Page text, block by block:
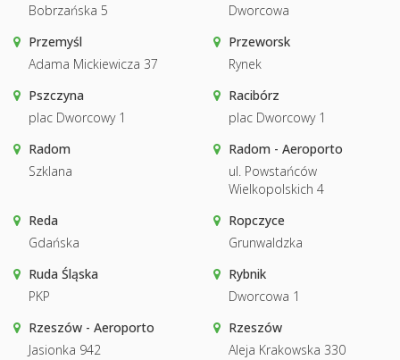
Bobrzańska 5
Dworcowa
Przemyśl
Adama Mickiewicza 37
Przeworsk
Rynek
Pszczyna
plac Dworcowy 1
Racibórz
plac Dworcowy 1
Radom
Szklana
Radom - Aeroporto
ul. Powstańców
Wielkopolskich 4
Reda
Gdańska
Ropczyce
Grunwaldzka
Ruda Śląska
PKP
Rybnik
Dworcowa 1
Rzeszów - Aeroporto
Jasionka 942
Rzeszów
Aleja Krakowska 330